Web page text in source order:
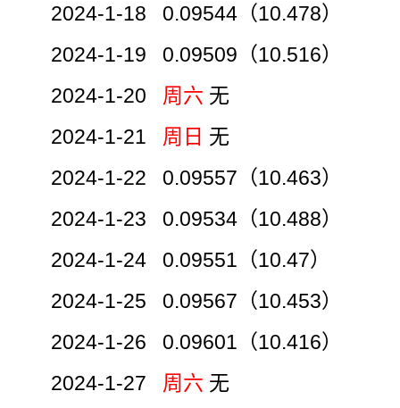
2024-1-18 0.09544（10.478）
2024-1-19 0.09509（10.516）
2024-1-20 周六 无
2024-1-21 周日 无
2024-1-22 0.09557（10.463）
2024-1-23 0.09534（10.488）
2024-1-24 0.09551（10.47）
2024-1-25 0.09567（10.453）
2024-1-26 0.09601（10.416）
2024-1-27 周六 无